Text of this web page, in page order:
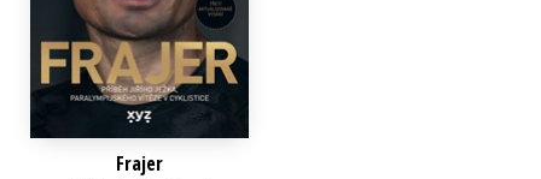
Frajer